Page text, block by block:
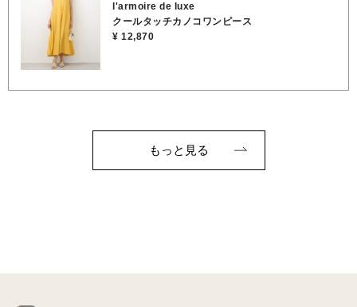
l'armoire de luxe
クールタッチカノコワンピース
¥ 12,870
もっと見る